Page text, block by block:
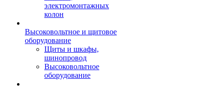
электромонтажных
колон
Высоковольтное и щитовое
оборудование
Щиты и шкафы,
шинопровод
Высоковольтное
оборудование